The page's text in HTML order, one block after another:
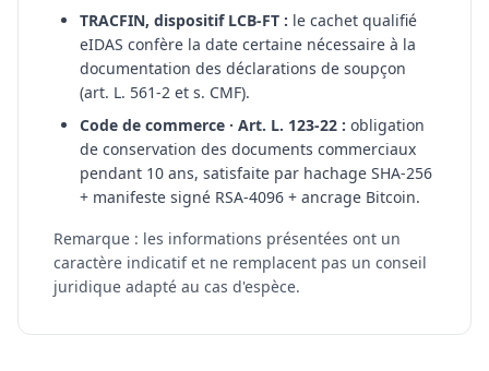
TRACFIN, dispositif LCB-FT : le cachet qualifié
eIDAS confère la date certaine nécessaire à la
documentation des déclarations de soupçon
(art. L. 561-2 et s. CMF).
Code de commerce · Art. L. 123-22 : obligation
de conservation des documents commerciaux
pendant 10 ans, satisfaite par hachage SHA-256
+ manifeste signé RSA-4096 + ancrage Bitcoin.
Remarque : les informations présentées ont un
caractère indicatif et ne remplacent pas un conseil
juridique adapté au cas d'espèce.